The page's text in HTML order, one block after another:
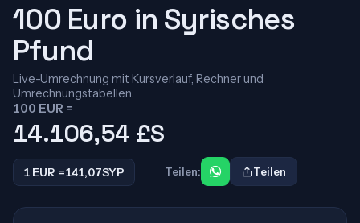
100 Euro in Syrisches
Pfund
Live-Umrechnung mit Kursverlauf, Rechner und
Umrechnungstabellen.
100 EUR =
14.106,54 £S
1 EUR =141,07SYP Teilen: Teilen